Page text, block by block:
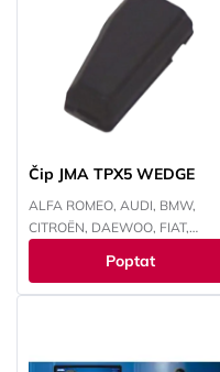
SMART, SUZUKI, TOYOTA,
VOKSWAGEN
Čip JMA TPX5 WEDGE
ALFA ROMEO, AUDI, BMW,
CITROËN, DAEWOO, FIAT,
CHEVROLET, CHRYSLER, ISUZU,
IVECO, JEEP, KAWASAKI, KIA,
OPEL, PEUGEOT, RENAULT,
Poptat